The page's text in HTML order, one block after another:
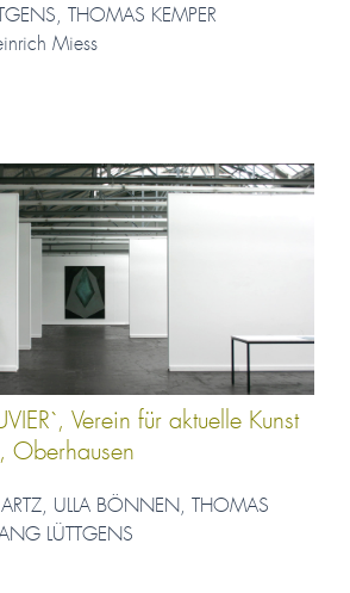
THOMAS KEMPER
Miess
Verein für aktuelle Kunst
Oberhausen
ARTZ, ULLA BÖNNEN, THOMAS
LÜTTGENS